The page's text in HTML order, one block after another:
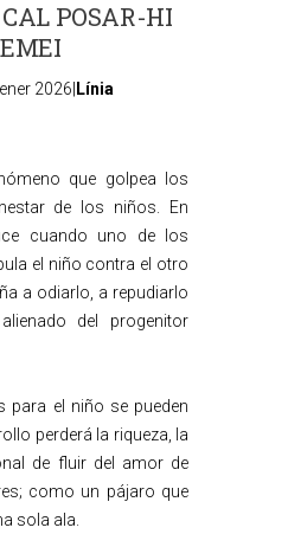
POSAR-HI
2026| Línia
que golpea los
de los niños. En
cuando uno de los
el niño contra el otro
a odiarlo, a repudiarlo
del progenitor
para el niño se pueden
perderá la riqueza, la
de fluir del amor de
como un pájaro que
sola ala.